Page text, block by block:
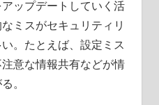
ップデートしていく活
ミスがセキュリティリ
。たとえば、設定ミス
意な情報共有などが情
。